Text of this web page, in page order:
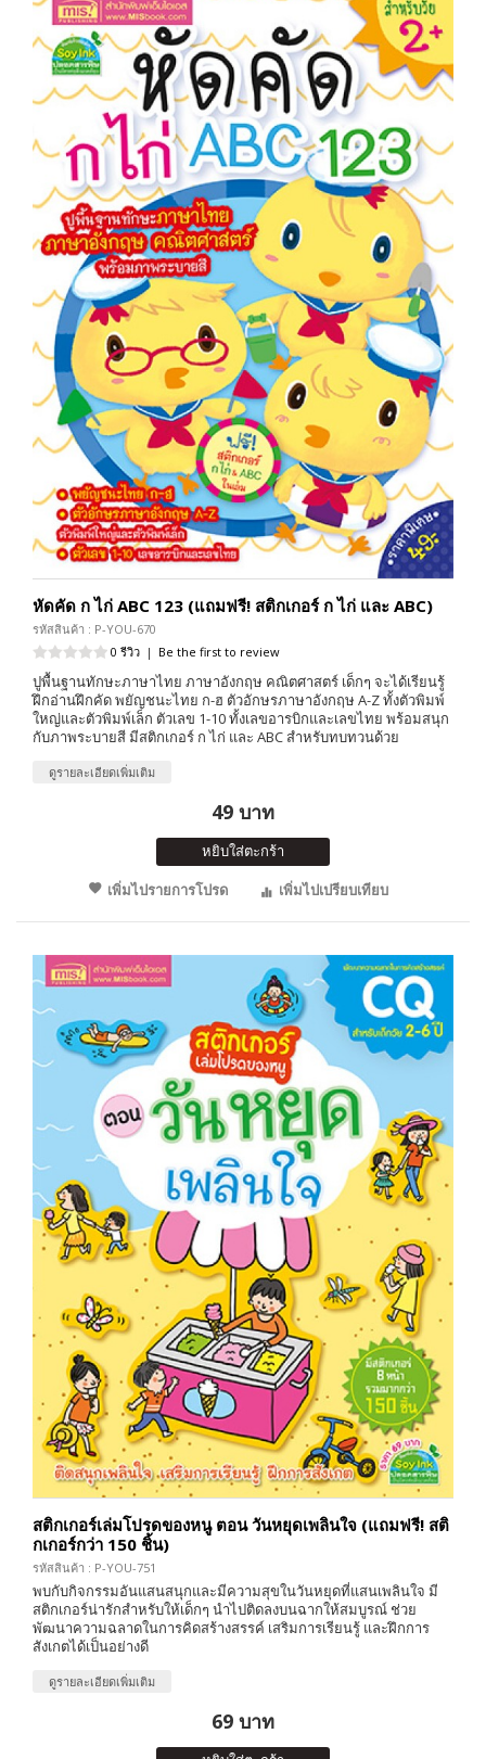
หัดคัด ก ไก่ ABC 123 (แถมฟรี! สติกเกอร์ ก ไก่ และ ABC)
รหัสสินค้า : P-YOU-670
0 รีวิว | Be the first to review
ปูพื้นฐานทักษะภาษาไทย ภาษาอังกฤษ คณิตศาสตร์ เด็กๆ จะได้เรียนรู้
ฝึกอ่านฝึกคัด พยัญชนะไทย ก-ฮ ตัวอักษรภาษาอังกฤษ A-Z ทั้งตัวพิมพ์
ใหญ่และตัวพิมพ์เล็ก ตัวเลข 1-10 ทั้งเลขอารบิกและเลขไทย พร้อมสนุก
กับภาพระบายสี มีสติกเกอร์ ก ไก่ และ ABC สำหรับทบทวนด้วย
ดูรายละเอียดเพิ่มเติม
49 บาท
หยิบใส่ตะกร้า
เพิ่มไปรายการโปรด
เพิ่มไปเปรียบเทียบ
สติกเกอร์เล่มโปรดของหนู ตอน วันหยุดเพลินใจ (แถมฟรี! สติ
กเกอร์กว่า 150 ชิ้น)
รหัสสินค้า : P-YOU-751
พบกับกิจกรรมอันแสนสนุกและมีความสุขในวันหยุดที่แสนเพลินใจ มี
สติกเกอร์น่ารักสำหรับให้เด็กๆ นำไปติดลงบนฉากให้สมบูรณ์ ช่วย
พัฒนาความฉลาดในการคิดสร้างสรรค์ เสริมการเรียนรู้ และฝึกการ
สังเกตได้เป็นอย่างดี
ดูรายละเอียดเพิ่มเติม
69 บาท